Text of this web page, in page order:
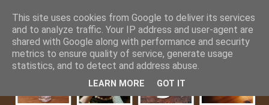
This site uses cookies from Google to deliver its services
and to analyze traffic. Your IP address and user-agent are
shared with Google along with performance and security
metrics to ensure quality of service, generate usage
statistics, and to detect and address abuse.
LEARN MORE GOT IT